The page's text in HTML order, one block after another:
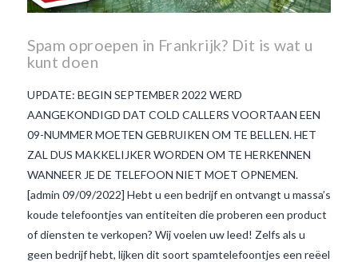
Spam oproepen in Frankrijk? Dit is wat u
kunt doen
UPDATE: BEGIN SEPTEMBER 2022 WERD
AANGEKONDIGD DAT COLD CALLERS VOORTAAN EEN
09-NUMMER MOETEN GEBRUIKEN OM TE BELLEN. HET
ZAL DUS MAKKELIJKER WORDEN OM TE HERKENNEN
WANNEER JE DE TELEFOON NIET MOET OPNEMEN.
[admin 09/09/2022] Hebt u een bedrijf en ontvangt u massa’s
koude telefoontjes van entiteiten die proberen een product
of diensten te verkopen? Wij voelen uw leed! Zelfs als u
geen bedrijf hebt, lijken dit soort spamtelefoontjes een reëel